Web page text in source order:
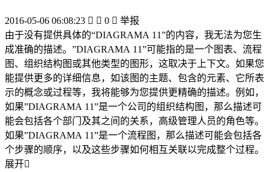
2016-05-06 06:08:23   0  举报
由于没有提供具体的“DIAGRAMA 11”的内容，我无法为您生
成准确的描述。”DIAGRAMA 11”可能指的是一个图表、流程
图、组织结构图或其他类型的图形，这取决于上下文。如果您
能提供更多的详细信息，如该图的主题、包含的元素、它所表
示的概念或过程等，我将能够为您提供更精确的描述。例如，
如果”DIAGRAMA 11”是一个公司的组织结构图，那么描述可
能会包括各个部门及其之间的关系，高级管理人员的角色等。
如果”DIAGRAMA 11”是一个流程图，那么描述可能会包括各
个步骤的顺序，以及这些步骤如何相互关联以完成整个过程。
展开